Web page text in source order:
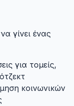
γίνει ένας
για τομείς,
κοινωνικών